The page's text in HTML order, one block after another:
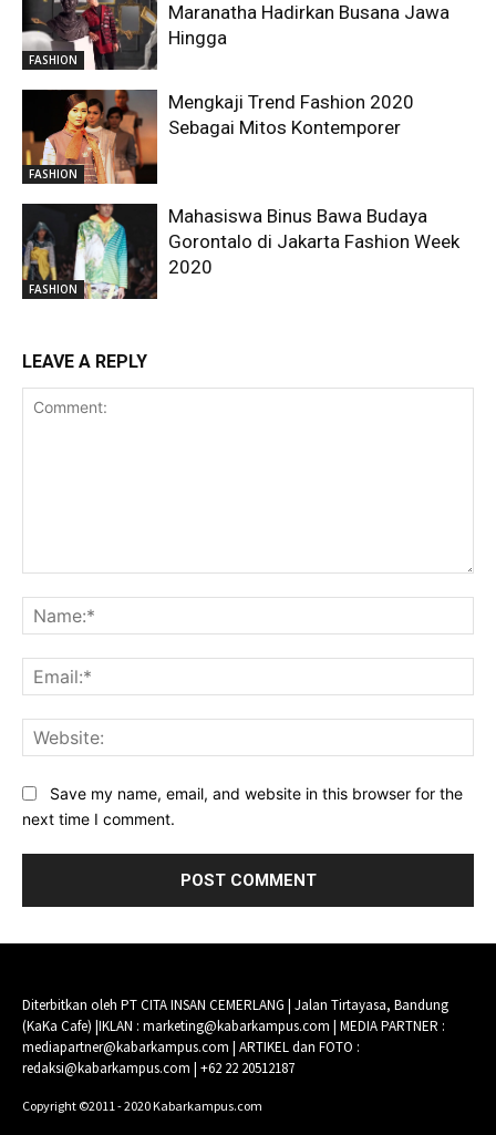
FASHION
Maranatha Hadirkan Busana Jawa
Hingga
FASHION
Mengkaji Trend Fashion 2020
Sebagai Mitos Kontemporer
FASHION
Mahasiswa Binus Bawa Budaya
Gorontalo di Jakarta Fashion Week
2020
LEAVE A REPLY
Save my name, email, and website in this browser for the
next time I comment.
Diterbitkan oleh PT CITA INSAN CEMERLANG | Jalan Tirtayasa, Bandung
(KaKa Cafe) |IKLAN : marketing@kabarkampus.com | MEDIA PARTNER :
mediapartner@kabarkampus.com | ARTIKEL dan FOTO :
redaksi@kabarkampus.com | +62 22 20512187
Copyright ©2011 - 2020 Kabarkampus.com